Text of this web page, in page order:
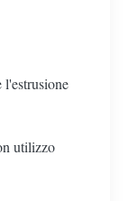
utilizzo